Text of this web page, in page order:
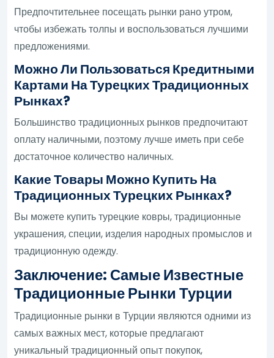
Предпочтительнее посещать рынки рано утром,
чтобы избежать толпы и воспользоваться лучшими
предложениями.
Можно Ли Пользоваться Кредитными
Картами На Турецких Традиционных
Рынках?
Большинство традиционных рынков предпочитают
оплату наличными, поэтому лучше иметь при себе
достаточное количество наличных.
Какие Товары Можно Купить На
Традиционных Турецких Рынках?
Вы можете купить турецкие ковры, традиционные
украшения, специи, изделия народных промыслов и
традиционную одежду.
Заключение: Самые Известные
Традиционные Рынки Турции
Традиционные рынки в Турции являются одними из
самых важных мест, которые предлагают
уникальный традиционный опыт покупок,